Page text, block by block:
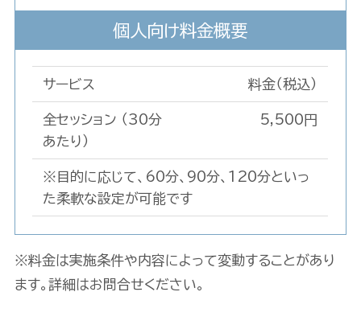
個人向け料金概要
サービス 料金（税込）
全セッション （30分
あたり）
5,500円
※目的に応じて、60分、90分、120分といっ
た柔軟な設定が可能です
※料金は実施条件や内容によって変動することがあり
ます。詳細はお問合せください。